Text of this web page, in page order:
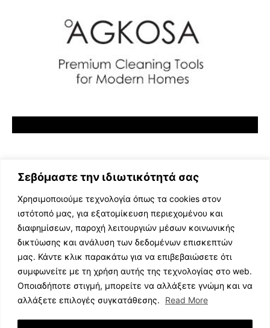
Σεβόμαστε την ιδιωτικότητά σας
Χρησιμοποιούμε τεχνολογία όπως τα cookies στον
ιστότοπό μας, για εξατομίκευση περιεχομένου και
διαφημίσεων, παροχή λειτουργιών μέσων κοινωνικής
δικτύωσης και ανάλυση των δεδομένων επισκεπτών
μας. Κάντε κλικ παρακάτω για να επιβεβαιώσετε ότι
συμφωνείτε με τη χρήση αυτής της τεχνολογίας στο web.
Οποιαδήποτε στιγμή, μπορείτε να αλλάξετε γνώμη και να
αλλάξετε επιλογές συγκατάθεσης.
Read More
ΕΛΛΗΝΙΚΗ ΜΟΥΣΙΚΗ
TV SHOWS
EVENTS
ΘΕΑΤΡΟ
ΔΙΑΓΩΝΙΣΜΟΙ
STOA CULTURA